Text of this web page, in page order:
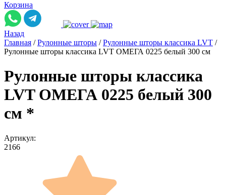
Корзина
Назад
Главная / Рулонные шторы / Рулонные шторы классика LVT /
Рулонные шторы классика LVT ОМЕГА 0225 белый 300 см
Рулонные шторы классика
LVT ОМЕГА 0225 белый 300
см *
Артикул:
2166